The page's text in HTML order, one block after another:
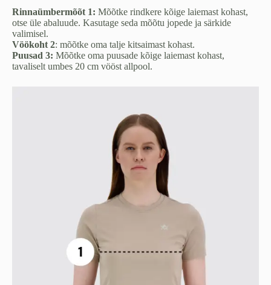
Rinnaümbermõõt 1: Mõõtke rindkere kõige laiemast kohast,
otse üle abaluude. Kasutage seda mõõtu jopede ja särkide
valimisel.
Vöökoht 2: mõõtke oma talje kitsaimast kohast.
Puusad 3: Mõõtke oma puusade kõige laiemast kohast,
tavaliselt umbes 20 cm vööst allpool.